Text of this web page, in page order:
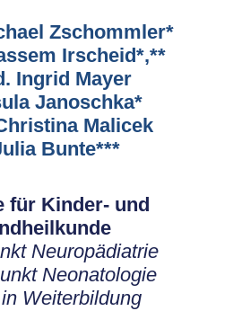
Zschommler*
Irscheid*,**
Ingrid Mayer
Janoschka*
Malicek
Bunte***
für Kinder- und
Neuropädiatrie
Neonatologie
Weiterbildung